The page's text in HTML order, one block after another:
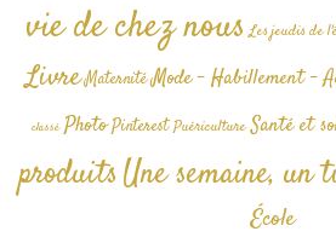
vie de chez nous Les jeudis de
Livre Maternité Mode - Habillement -
classé Photo Pinterest Puériculture Santé et
produitsUne semaine, un
École